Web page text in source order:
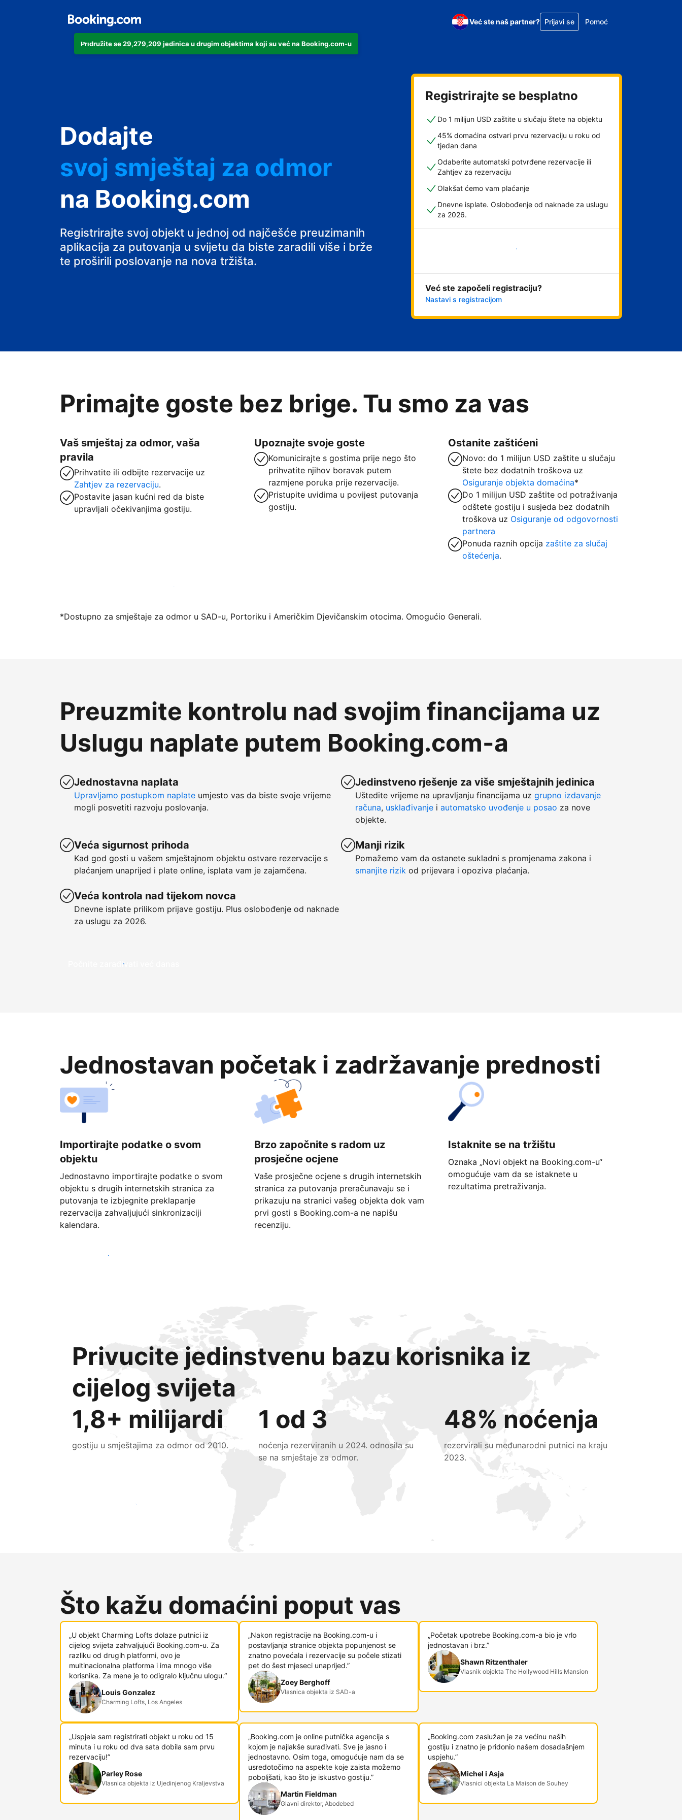
Pridružite se 29,279,209 jedinica u drugim objektima koji su već na Booking.com-u
Već ste naš partner? Prijavi se Pomoć
Dodajte
svoj hotel
svoj smještaj za odmor
svoj privatni smještaj
svoj smještaj s doručkom
na Booking.com
Registrirajte svoj objekt u jednoj od najčešće preuzimanih
aplikacija za putovanja u svijetu da biste zaradili više i brže
te proširili poslovanje na nova tržišta.
Registrirajte se besplatno
Do 1 milijun USD zaštite u slučaju štete na objektu
45% domaćina ostvari prvu rezervaciju u roku od
tjedan dana
Odaberite automatski potvrđene rezervacije ili
Zahtjev za rezervaciju
Olakšat ćemo vam plaćanje
Dnevne isplate. Oslobođenje od naknade za uslugu
za 2026.
Započni odmah
Već ste započeli registraciju?
Nastavi s registracijom
Primajte goste bez brige. Tu smo za vas
Vaš smještaj za odmor, vaša
pravila
Prihvatite ili odbijte rezervacije uz
Zahtjev za rezervaciju.
Postavite jasan kućni red da biste
upravljali očekivanjima gostiju.
Upoznajte svoje goste
Komunicirajte s gostima prije nego što
prihvatite njihov boravak putem
razmjene poruka prije rezervacije.
Pristupite uvidima u povijest putovanja
gostiju.
Ostanite zaštićeni
Novo: do 1 milijun USD zaštite u slučaju
štete bez dodatnih troškova uz
Osiguranje objekta domaćina*
Do 1 milijun USD zaštite od potraživanja
odštete gostiju i susjeda bez dodatnih
troškova uz Osiguranje od odgovornosti
partnera
Ponuda raznih opcija zaštite za slučaj
oštećenja.
Počnite primati goste putem naše platforme već danas
*Dostupno za smještaje za odmor u SAD-u, Portoriku i Američkim Djevičanskim otocima. Omogućio Generali.
Preuzmite kontrolu nad svojim financijama uz
Uslugu naplate putem Booking.com-a
Jednostavna naplata
Upravljamo postupkom naplate umjesto vas da biste svoje vrijeme
mogli posvetiti razvoju poslovanja.
Veća sigurnost prihoda
Kad god gosti u vašem smještajnom objektu ostvare rezervacije s
plaćanjem unaprijed i plate online, isplata vam je zajamčena.
Veća kontrola nad tijekom novca
Dnevne isplate prilikom prijave gostiju. Plus oslobođenje od naknade
za uslugu za 2026.
Jedinstveno rješenje za više smještajnih jedinica
Uštedite vrijeme na upravljanju financijama uz grupno izdavanje
računa, usklađivanje i automatsko uvođenje u posao za nove
objekte.
Manji rizik
Pomažemo vam da ostanete sukladni s promjenama zakona i
smanjite rizik od prijevara i opoziva plaćanja.
Počnite zarađivati već ​​danas
Jednostavan početak i zadržavanje prednosti
Importirajte podatke o svom
objektu
Jednostavno importirajte podatke o svom
objektu s drugih internetskih stranica za
putovanja te izbjegnite preklapanje
rezervacija zahvaljujući sinkronizaciji
kalendara.
Brzo započnite s radom uz
prosječne ocjene
Vaše prosječne ocjene s drugih internetskih
stranica za putovanja preračunavaju se i
prikazuju na stranici vašeg objekta dok vam
prvi gosti s Booking.com-a ne napišu
recenziju.
Istaknite se na tržištu
Oznaka „Novi objekt na Booking.com-u“
omogućuje vam da se istaknete u
rezultatima pretraživanja.
Započnite već danas
Privucite jedinstvenu bazu korisnika iz
cijelog svijeta
1,8+ milijardi
gostiju u smještajima za odmor od 2010.
1 od 3
noćenja rezerviranih u 2024. odnosila su
se na smještaje za odmor.
48% noćenja
rezervirali su međunarodni putnici na kraju
2023.
Doprite do novih gostiju već danas
Što kažu domaćini poput vas
„U objekt Charming Lofts dolaze putnici iz
cijelog svijeta zahvaljujući Booking.com-u. Za
razliku od drugih platformi, ovo je
multinacionalna platforma i ima mnogo više
korisnika. Za mene je to odigralo ključnu ulogu.“
Louis Gonzalez
Charming Lofts, Los Angeles
„Nakon registracije na Booking.com-u i
postavljanja stranice objekta popunjenost se
znatno povećala i rezervacije su počele stizati
pet do šest mjeseci unaprijed.”
Zoey Berghoff
Vlasnica objekta iz SAD-a
„Početak upotrebe Booking.com-a bio je vrlo
jednostavan i brz.”
Shawn Ritzenthaler
Vlasnik objekta The Hollywood Hills Mansion
„Uspjela sam registrirati objekt u roku od 15
minuta i u roku od dva sata dobila sam prvu
rezervaciju!”
Parley Rose
Vlasnica objekta iz Ujedinjenog Kraljevstva
„Booking.com je online putnička agencija s
kojom je najlakše surađivati. Sve je jasno i
jednostavno. Osim toga, omogućuje nam da se
usredotočimo na aspekte koje zaista možemo
poboljšati, kao što je iskustvo gostiju.”
Martin Fieldman
Glavni direktor, Abodebed
„Booking.com zaslužan je za većinu naših
gostiju i znatno je pridonio našem dosadašnjem
uspjehu.”
Michel i Asja
Vlasnici objekta La Maison de Souhey